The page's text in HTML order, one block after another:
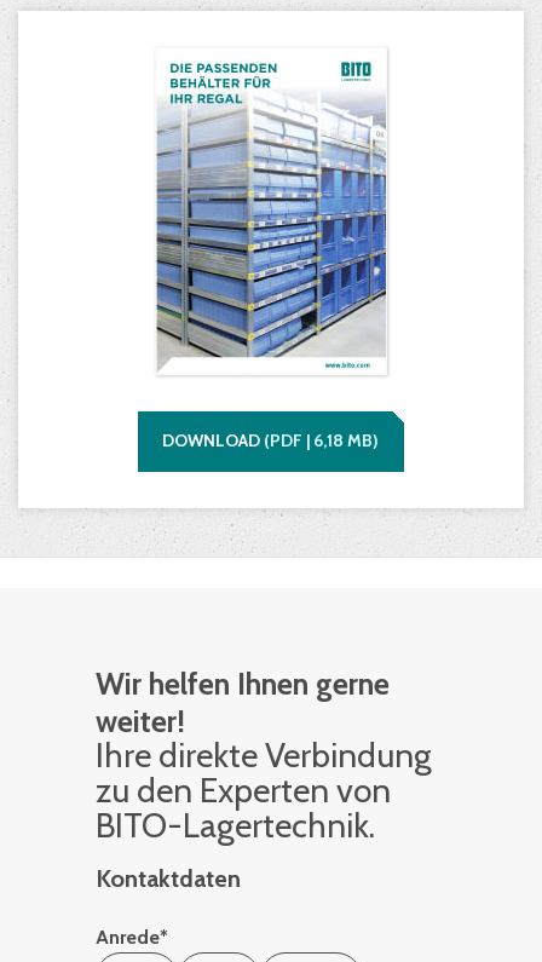
DOWNLOAD (PDF | 6,18 MB)
Wir helfen Ihnen gerne
weiter!
Ihre di­rek­te Ver­bin­dung
zu den Ex­per­ten von
BITO-La­ger­tech­nik.
Kontaktdaten
Anrede*